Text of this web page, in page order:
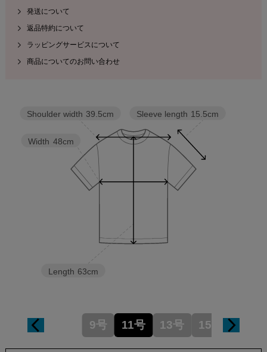
発送について
返品特約について
ラッピングサービスについて
商品についてのお問い合わせ
Sleeve length 15.5cm
Length 63cm
Width 48cm
Shoulder width 39.5cm
9号 11号 13号 15号